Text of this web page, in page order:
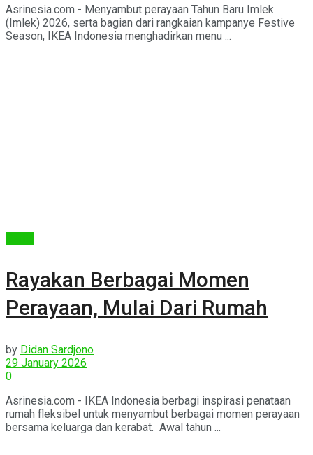
Asrinesia.com - Menyambut perayaan Tahun Baru Imlek
(Imlek) 2026, serta bagian dari rangkaian kampanye Festive
Season, IKEA Indonesia menghadirkan menu ...
Rayakan Berbagai Momen
Perayaan, Mulai Dari Rumah
by Didan Sardjono
29 January 2026
0
Asrinesia.com - IKEA Indonesia berbagi inspirasi penataan
rumah fleksibel untuk menyambut berbagai momen perayaan
bersama keluarga dan kerabat. Awal tahun ...